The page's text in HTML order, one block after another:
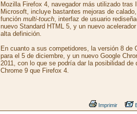
Mozilla Firefox 4, navegador más utilizado tras
Microsoft, incluye bastantes mejoras de
función multi-touch, interfaz de usuario
nuevo Standard HTML 5, y un nuevo
alta definición.
En cuanto a sus competidores, la versión 8 de
para el 5 de diciembre, y un nuevo Google
2011, con lo que se podría dar la posibilidad de
Chrome 9 que Firefox 4.
Imprimir